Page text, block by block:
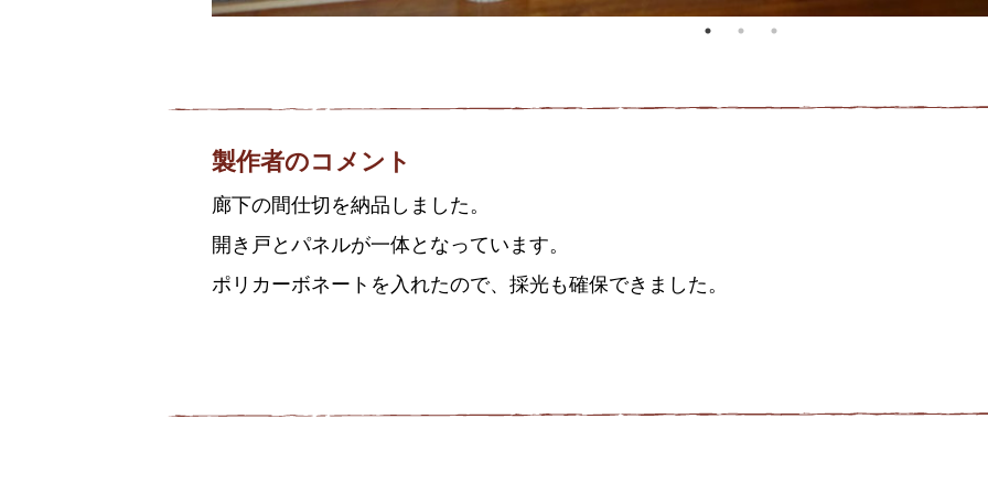
製作者のコメント
廊下の間仕切を納品しました。
開き戸とパネルが一体となっています。
ポリカーボネートを入れたので、採光も確保できました。